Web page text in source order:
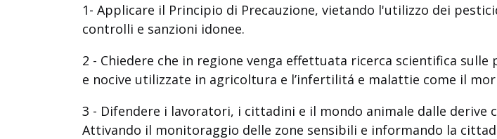
1- Applicare il Principio di Precauzione, vietando l'utilizzo dei
controlli e sanzioni idonee.
2 - Chiedere che in regione venga effettuata ricerca scientifica
e nocive utilizzate in agricoltura e l’infertilitá e malattie come il
3 - Difendere i lavoratori, i cittadini e il mondo animale dalle
Attivando il monitoraggio delle zone sensibili e informando la